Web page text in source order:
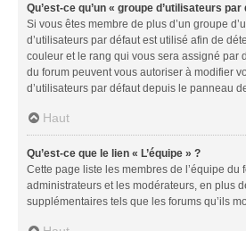
Qu’est-ce qu’un « groupe d’utilisateurs par
Si vous êtes membre de plus d’un groupe
d’utilisateurs par défaut est utilisé afin de
couleur et le rang qui vous sera assigné par
du forum peuvent vous autoriser à modifier
d’utilisateurs par défaut depuis le panneau
Haut
Qu’est-ce que le lien « L’équipe » ?
Cette page liste les membres de l’équipe du
administrateurs et les modérateurs, en plus
supplémentaires tels que les forums qu’ils